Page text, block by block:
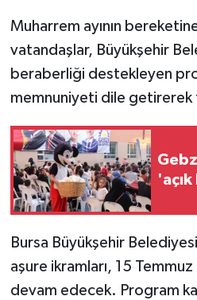
Muharrem ayının
vatandaşlar, Büyükşehir
beraberliği destekleyen
memnuniyeti dile
Bursa Büyükşehir
aşure ikramları, 15 Temmuz
devam edecek. Program